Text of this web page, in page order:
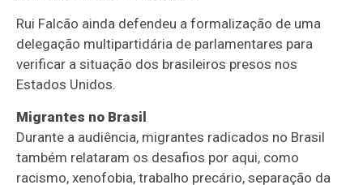
Rui Falcão ainda defendeu a formalização de uma
delegação multipartidária de parlamentares para
verificar a situação dos brasileiros presos nos
Estados Unidos.
Migrantes no Brasil
Durante a audiência, migrantes radicados no Brasil
também relataram os desafios por aqui, como
racismo, xenofobia, trabalho precário, separação da